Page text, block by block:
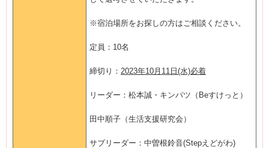
※宿泊場所をお探しの方はご相談ください。
定員：10名
締切り： 2023年10月11日(水)必着
リーダー：松本誠・キンパツ（Beすけっと）
田中順子（生活支援研究会）
サブリーダー：中曽根鈴音(Stepえどがわ)